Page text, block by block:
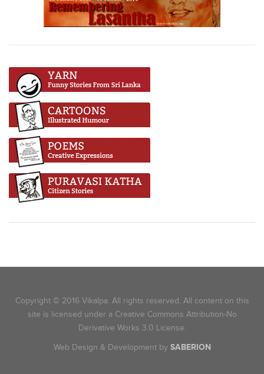
Copyright © 2016 Vikalpa. All rights reserved. All content on this
site is licensed under a Creative Commons Attribution-No
Derivative Works 3.0 License.
Web Design & Development by SABERION